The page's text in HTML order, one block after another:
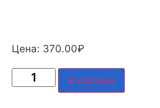
Цена: 370.00₽
В корзину